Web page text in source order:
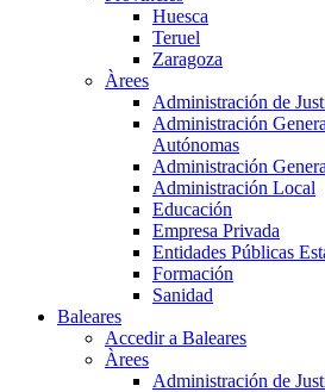
Huesca
Teruel
Zaragoza
Àrees
Administración de
Administración
Autónomas
Administración
Administración Local
Educación
Empresa Privada
Entidades Públicas
Formación
Sanidad
Baleares
Accedir a Baleares
Àrees
Administración de